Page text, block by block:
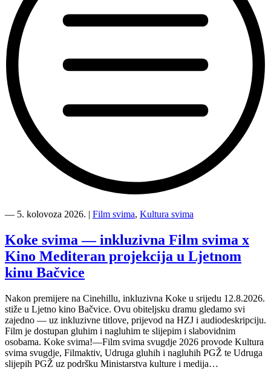
Mediteran
Film
svima
nastavljaju
inkluzivnu
turneju
Hvaru”
― 5. kolovoza 2026. | Film svima, Kultura svima
Koke svima — inkluzivna Film svima x
Kino Mediteran projekcija u Ljetnom
kinu Bačvice
Nakon premijere na Cinehillu, inkluzivna Koke u srijedu 12.8.2026.
stiže u Ljetno kino Bačvice. Ovu obiteljsku dramu gledamo svi
zajedno — uz inkluzivne titlove, prijevod na HZJ i audiodeskripciju.
Film je dostupan gluhim i nagluhim te slijepim i slabovidnim
osobama. Koke svima!—Film svima svugdje 2026 provode Kultura
svima svugdje, Filmaktiv, Udruga gluhih i nagluhih PGŽ te Udruga
slijepih PGŽ uz podršku Ministarstva kulture i medija…